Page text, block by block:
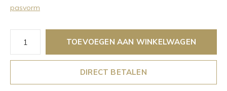
pasvorm
TOEVOEGEN AAN WINKELWAGEN
DIRECT BETALEN